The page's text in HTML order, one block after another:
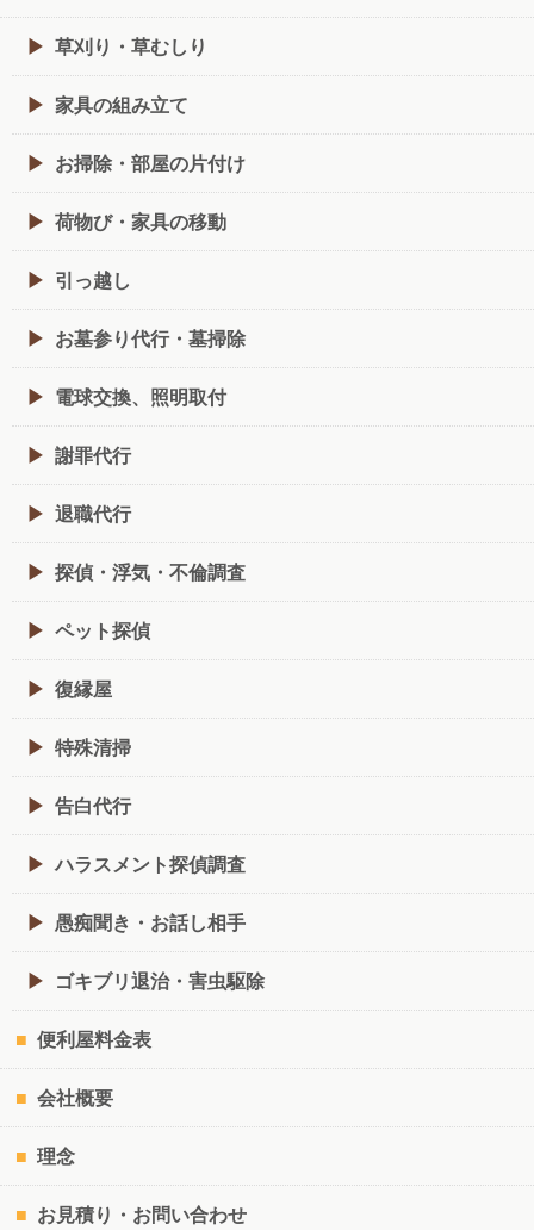
草刈り・草むしり
家具の組み立て
お掃除・部屋の片付け
荷物び・家具の移動
引っ越し
お墓参り代行・墓掃除
電球交換、照明取付
謝罪代行
退職代行
探偵・浮気・不倫調査
ペット探偵
復縁屋
特殊清掃
告白代行
ハラスメント探偵調査
愚痴聞き・お話し相手
ゴキブリ退治・害虫駆除
便利屋料金表
会社概要
理念
お見積り・お問い合わせ